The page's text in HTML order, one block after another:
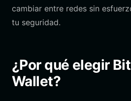
cambiar entre redes sin
tu seguridad.
¿Por qué elegir
Wallet?